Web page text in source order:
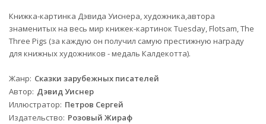
Книжка-картинка Дэвида Уиснера, художника,автора
знаменитых на весь мир книжек-картинок Tuesday, Flotsam, The
Three Pigs (за каждую он получил самую престижную награду
для книжных художников - медаль Калдекотта).
Жанр Сказки зарубежных писателей
Автор Дэвид Уиснер
Иллюстратор Петров Сергей
Издательство Розовый Жираф